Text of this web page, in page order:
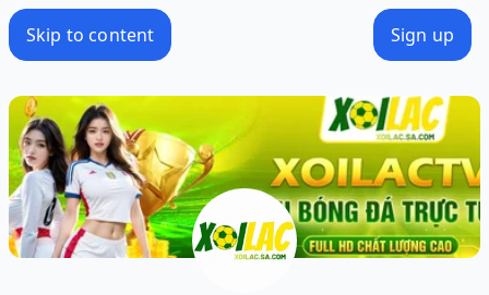
Skip to content Sign up